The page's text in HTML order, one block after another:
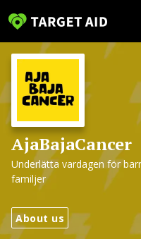
AjaBajaCancer
Underlätta vardagen för
familjer
About us